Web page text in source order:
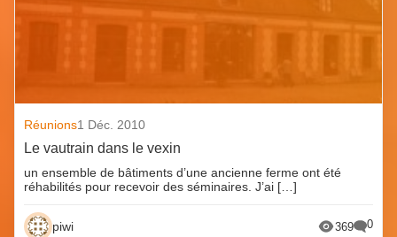
Réunions1 Déc. 2010
Le vautrain dans le vexin
un ensemble de bâtiments d’une ancienne ferme ont été
réhabilités pour recevoir des séminaires. J’ai […]
piwi 369 0